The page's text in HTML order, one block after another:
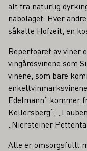
alt fra naturlig
nabolaget. Hver
såkalte Hofzeit, en
Repertoaret av viner
vingårdsvinene som
vinene, som bare
Edelmann“ kommer
Kellersberg“,
„Niersteiner
Alle er omsorgsfullt